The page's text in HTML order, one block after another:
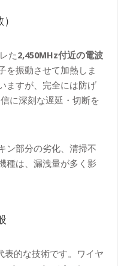
た2,450MHz付近の電波
を振動させて加熱しま
ますが、完全には防げ
に深刻な遅延・切断を
ン部分の劣化、清掃不
種は、漏洩量が多く影
的な技術です。ワイヤ